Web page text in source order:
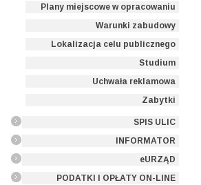
Plany miejscowe w opracowaniu
Warunki zabudowy
Lokalizacja celu publicznego
Studium
Uchwała reklamowa
Zabytki
SPIS ULIC
INFORMATOR
eURZĄD
PODATKI I OPŁATY ON-LINE